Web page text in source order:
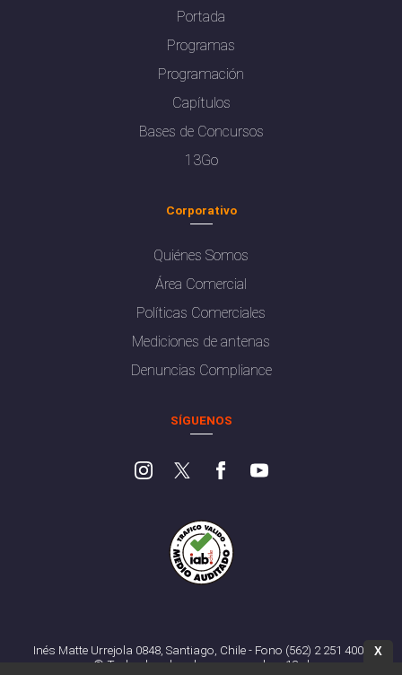
Portada
Programas
Programación
Capítulos
Bases de Concursos
13Go
Corporativo
Quiénes Somos
Área Comercial
Políticas Comerciales
Mediciones de antenas
Denuncias Compliance
SÍGUENOS
Inés Matte Urrejola 0848, Santiago, Chile - Fono (562) 2 251 4000
© Todos los derechos reservados. 13.cl
X